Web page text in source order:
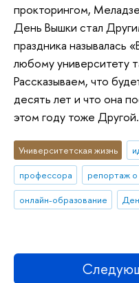
прокторингом,
День Вышки стал
праздника называлась
любому университету
Рассказываем, что
десять лет и что она
этом году тоже Другой.
Университетская жизнь
профессора
репортаж
онлайн-образование